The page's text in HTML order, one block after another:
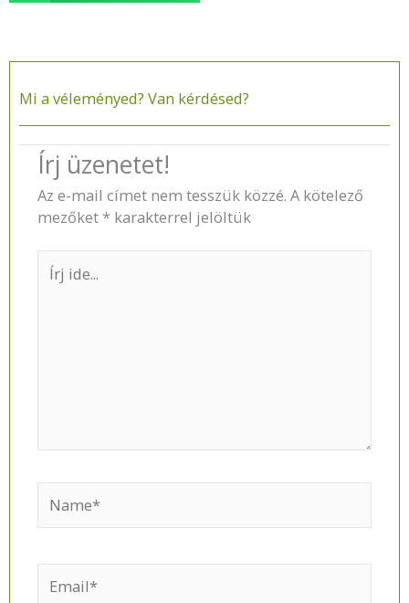
Mi a véleményed? Van kérdésed?​
Írj üzenetet!
Az e-mail címet nem tesszük közzé. A kötelező
mezőket * karakterrel jelöltük
ide...